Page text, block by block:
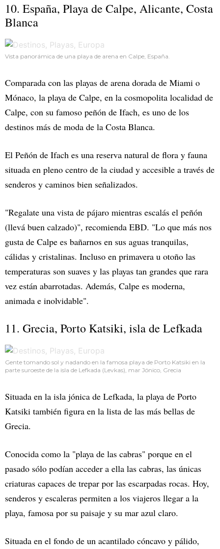
10. España, Playa de Calpe, Alicante, Costa
Blanca
Vista panorámica de una playa de arena en Calpe, España.
Comparada con las playas de arena dorada de Miami o
Mónaco, la playa de Calpe, en la cosmopolita localidad de
Calpe, con su famoso peñón de Ifach, es uno de los
destinos más de moda de la Costa Blanca.
El Peñón de Ifach es una reserva natural de flora y fauna
situada en pleno centro de la ciudad y accesible a través de
senderos y caminos bien señalizados.
"Regalate una vista de pájaro mientras escalás el peñón
(llevá buen calzado)", recomienda EBD. "Lo que más nos
gusta de Calpe es bañarnos en sus aguas tranquilas,
cálidas y cristalinas. Incluso en primavera u otoño las
temperaturas son suaves y las playas tan grandes que rara
vez están abarrotadas. Además, Calpe es moderna,
animada e inolvidable".
11. Grecia, Porto Katsiki, isla de Lefkada
Gente tomando sol y nadando en la famosa playa de Porto Katsiki en la
parte suroeste de la isla de Lefkada (Levkas), mar Jónico, Grecia
Situada en la isla jónica de Lefkada, la playa de Porto
Katsiki también figura en la lista de las más bellas de
Grecia.
Conocida como la "playa de las cabras" porque en el
pasado sólo podían acceder a ella las cabras, las únicas
criaturas capaces de trepar por las escarpadas rocas. Hoy,
senderos y escaleras permiten a los viajeros llegar a la
playa, famosa por su paisaje y su mar azul claro.
Situada en el fondo de un acantilado cóncavo y pálido,